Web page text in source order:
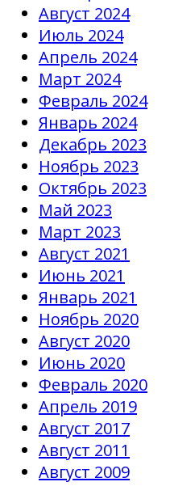
Август 2024
Июль 2024
Апрель 2024
Март 2024
Февраль 2024
Январь 2024
Декабрь 2023
Ноябрь 2023
Октябрь 2023
Май 2023
Март 2023
Август 2021
Июнь 2021
Январь 2021
Ноябрь 2020
Август 2020
Июнь 2020
Февраль 2020
Апрель 2019
Август 2017
Август 2011
Август 2009